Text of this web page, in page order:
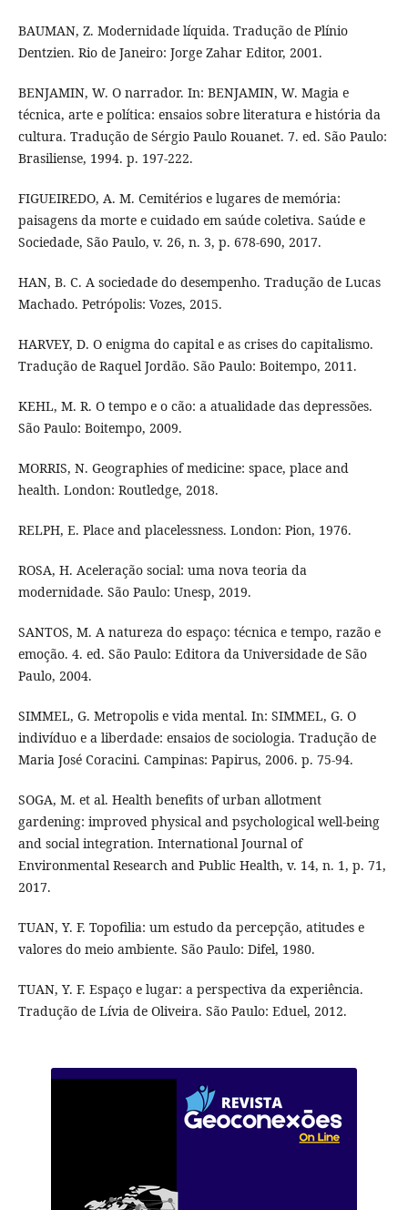
BAUMAN, Z. Modernidade líquida. Tradução de Plínio
Dentzien. Rio de Janeiro: Jorge Zahar Editor, 2001.
BENJAMIN, W. O narrador. In: BENJAMIN, W. Magia e
técnica, arte e política: ensaios sobre literatura e história da
cultura. Tradução de Sérgio Paulo Rouanet. 7. ed. São Paulo:
Brasiliense, 1994. p. 197-222.
FIGUEIREDO, A. M. Cemitérios e lugares de memória:
paisagens da morte e cuidado em saúde coletiva. Saúde e
Sociedade, São Paulo, v. 26, n. 3, p. 678-690, 2017.
HAN, B. C. A sociedade do desempenho. Tradução de Lucas
Machado. Petrópolis: Vozes, 2015.
HARVEY, D. O enigma do capital e as crises do capitalismo.
Tradução de Raquel Jordão. São Paulo: Boitempo, 2011.
KEHL, M. R. O tempo e o cão: a atualidade das depressões.
São Paulo: Boitempo, 2009.
MORRIS, N. Geographies of medicine: space, place and
health. London: Routledge, 2018.
RELPH, E. Place and placelessness. London: Pion, 1976.
ROSA, H. Aceleração social: uma nova teoria da
modernidade. São Paulo: Unesp, 2019.
SANTOS, M. A natureza do espaço: técnica e tempo, razão e
emoção. 4. ed. São Paulo: Editora da Universidade de São
Paulo, 2004.
SIMMEL, G. Metropolis e vida mental. In: SIMMEL, G. O
indivíduo e a liberdade: ensaios de sociologia. Tradução de
Maria José Coracini. Campinas: Papirus, 2006. p. 75-94.
SOGA, M. et al. Health benefits of urban allotment
gardening: improved physical and psychological well-being
and social integration. International Journal of
Environmental Research and Public Health, v. 14, n. 1, p. 71,
2017.
TUAN, Y. F. Topofilia: um estudo da percepção, atitudes e
valores do meio ambiente. São Paulo: Difel, 1980.
TUAN, Y. F. Espaço e lugar: a perspectiva da experiência.
Tradução de Lívia de Oliveira. São Paulo: Eduel, 2012.